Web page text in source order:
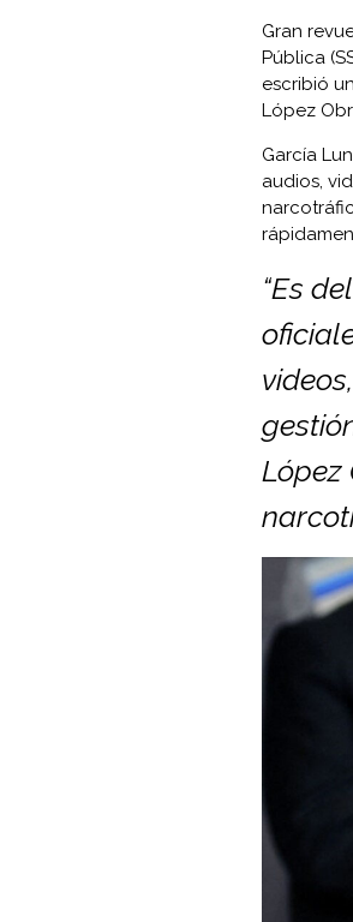
Gran
Pública
escribió
López
García
audios,
“Es
López